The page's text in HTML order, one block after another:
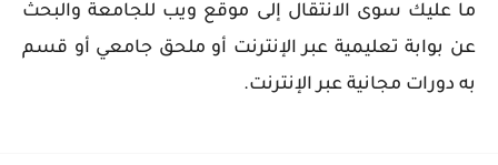
ما عليك سوى الانتقال إلى موقع ويب للجامعة والبحث
عن بوابة تعليمية عبر الإنترنت أو ملحق جامعي أو قسم
به دورات مجانية عبر الإنترنت.